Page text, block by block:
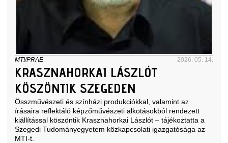
MTI/PRAE 2026. 05. 14.
KRASZNAHORKAI LÁSZLÓT
KÖSZÖNTIK SZEGEDEN
Összművészeti és színházi produkciókkal, valamint az
írásaira reflektáló képzőművészeti alkotásokból rendezett
kiállítással köszöntik Krasznahorkai Lászlót – tájékoztatta a
Szegedi Tudományegyetem közkapcsolati igazgatósága az
MTI-t.